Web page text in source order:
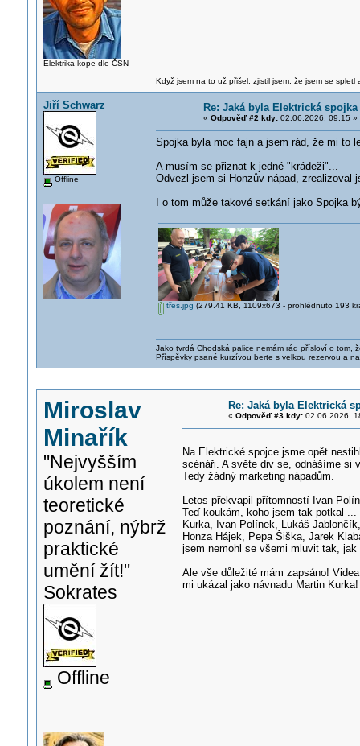
Elektrika kope dle ČSN
Když jsem na to už přišel, zjistil jsem, že jsem se
Jiří Schwarz
Offline
Re: Jaká byla Elektrická spojka
« Odpověď #2 kdy:02.06.2026, 09:15 »
Spojka byla moc fajn a jsem rád, že mi to
A musím se přiznat k jedné "krádeži"...
Odvezl jsem si Honzův nápad, zrealizoval
I o tom může takové setkání jako Spojka
třes.jpg (279.41 KB, 1109x673 - prohlédnuto 193
Jako tvrdá Chodská palice nemám rád přísloví o tom,
Příspěvky psané kurzívou berte s velkou rezervou a
Miroslav
Minařík
"Nejvyšším
úkolem není
teoretické
poznání, nýbrž
praktické
umění žít!"
Sokrates
Offline
Re: Jaká byla Elektrická
« Odpověď #3 kdy:02.06.2026,
Na Elektrické spojce jsme opět
scénáři. A světe div se, odnášíme si
Tedy žádný marketing nápadům.
Letos překvapil přítomností Ivan
Teď koukám, koho jsem tak potkal
Kurka, Ivan Polínek, Lukáš
Honza Hájek, Pepa Šiška, Jarek
jsem nemohl se všemi mluvit tak,
Ale vše důležité mám zapsáno!
mi ukázal jako návnadu Martin Kurka!